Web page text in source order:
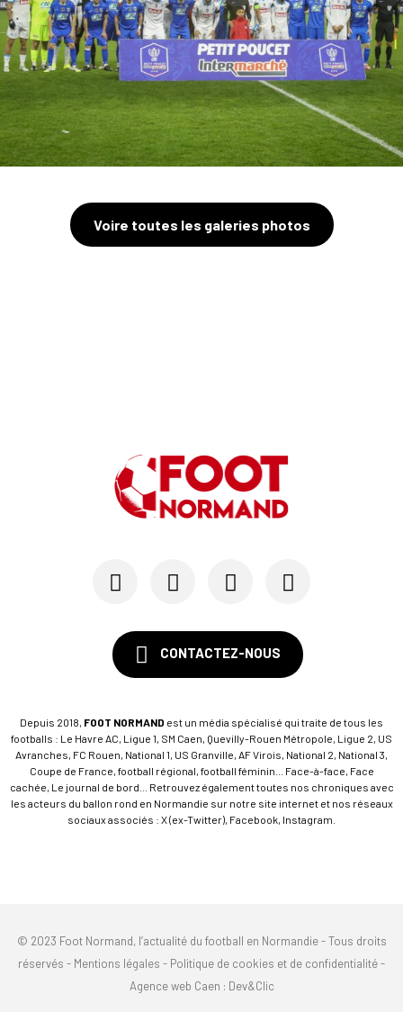
Voire toutes les galeries photos
CONTACTEZ-NOUS
Depuis 2018, FOOT NORMAND est un média spécialisé qui traite de tous les
footballs : Le Havre AC, Ligue 1, SM Caen, Quevilly-Rouen Métropole, Ligue 2, US
Avranches, FC Rouen, National 1, US Granville, AF Virois, National 2, National 3,
Coupe de France, football régional, football féminin... Face-à-face, Face
cachée, Le journal de bord... Retrouvez également toutes nos chroniques avec
les acteurs du ballon rond en Normandie sur notre site internet et nos réseaux
sociaux associés : X (ex-Twitter), Facebook, Instagram.
© 2023 Foot Normand, l’actualité du football en Normandie - Tous droits
réservés - Mentions légales - Politique de cookies et de confidentialité-
Agence web Caen : Dev&Clic